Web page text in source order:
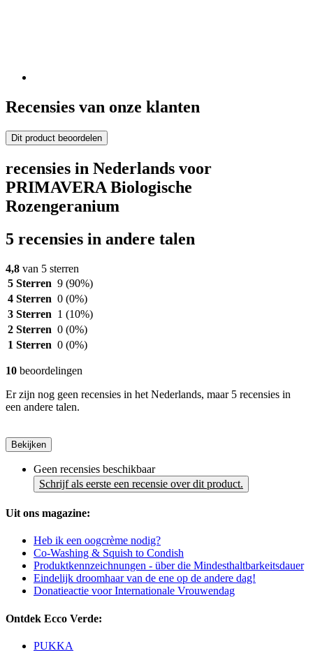
Recensies van onze klanten
Dit product beoordelen
recensies in Nederlands voor
PRIMAVERA Biologische
Rozengeranium
5 recensies in andere talen
4,8 van 5 sterren
5 Sterren 9 (90%)
4 Sterren 0 (0%)
3 Sterren 1 (10%)
2 Sterren 0 (0%)
1 Sterren 0 (0%)
10 beoordelingen
Er zijn nog geen recensies in het Nederlands, maar 5 recensies in
een andere talen.
Bekijken
Geen recensies beschikbaar
Schrijf als eerste een recensie over dit product.
Uit ons magazine:
Heb ik een oogcrème nodig?
Co-Washing & Squish to Condish
Produktkennzeichnungen - über die Mindesthaltbarkeitsdauer
Eindelijk droomhaar van de ene op de andere dag!
Donatieactie voor Internationale Vrouwendag
Ontdek Ecco Verde:
PUKKA